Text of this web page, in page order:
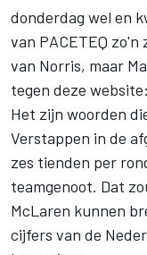
donderdag wel en
van PACETEQ
van Norris, maar
tegen deze
Het zijn woorden
Verstappen in de
zes tienden per
teamgenoot. Dat
McLaren kunnen
cijfers van de